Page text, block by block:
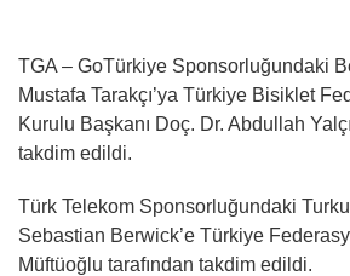
TGA – GoTürkiye Sponsorluğundaki
Mustafa Tarakçı’ya Türkiye Bisiklet
Kurulu Başkanı Doç. Dr. Abdullah
takdim edildi.
Türk Telekom Sponsorluğundaki
Sebastian Berwick’e Türkiye
Müftüoğlu tarafından takdim edildi.